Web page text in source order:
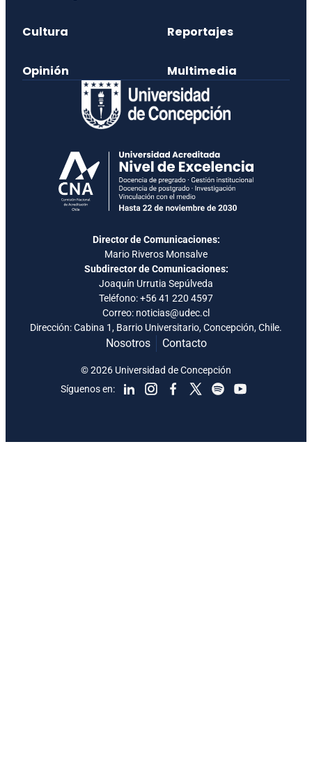
Cultura Reportajes
Opinión Multimedia
Director de Comunicaciones:
Mario Riveros Monsalve
Subdirector de Comunicaciones:
Joaquín Urrutia Sepúlveda
Teléfono:+56 41 220 4597
Correo: noticias@udec.cl
Dirección: Cabina 1, Barrio Universitario, Concepción, Chile.
Nosotros Contacto
Síguenos en:
© 2026 Universidad de Concepción